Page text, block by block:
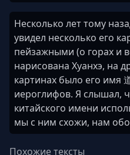
Несколько лет тому
увидел несколько его
пейзажными (о горах и
нарисована Хуанхэ, на
картинах было его имя
иероглифов. Я слышал,
китайского имени
мы с ним схожи, нам
Похожие тексты